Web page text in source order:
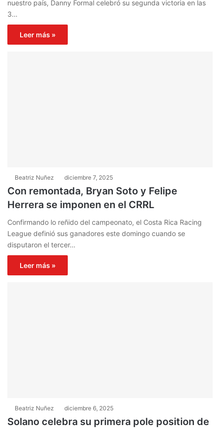
nuestro país, Danny Formal celebró su segunda victoria en las
3…
Leer más »
Beatriz Nuñez diciembre 7, 2025
Con remontada, Bryan Soto y Felipe
Herrera se imponen en el CRRL
Confirmando lo reñido del campeonato, el Costa Rica Racing
League definió sus ganadores este domingo cuando se
disputaron el tercer…
Leer más »
Beatriz Nuñez diciembre 6, 2025
Solano celebra su primera pole position de